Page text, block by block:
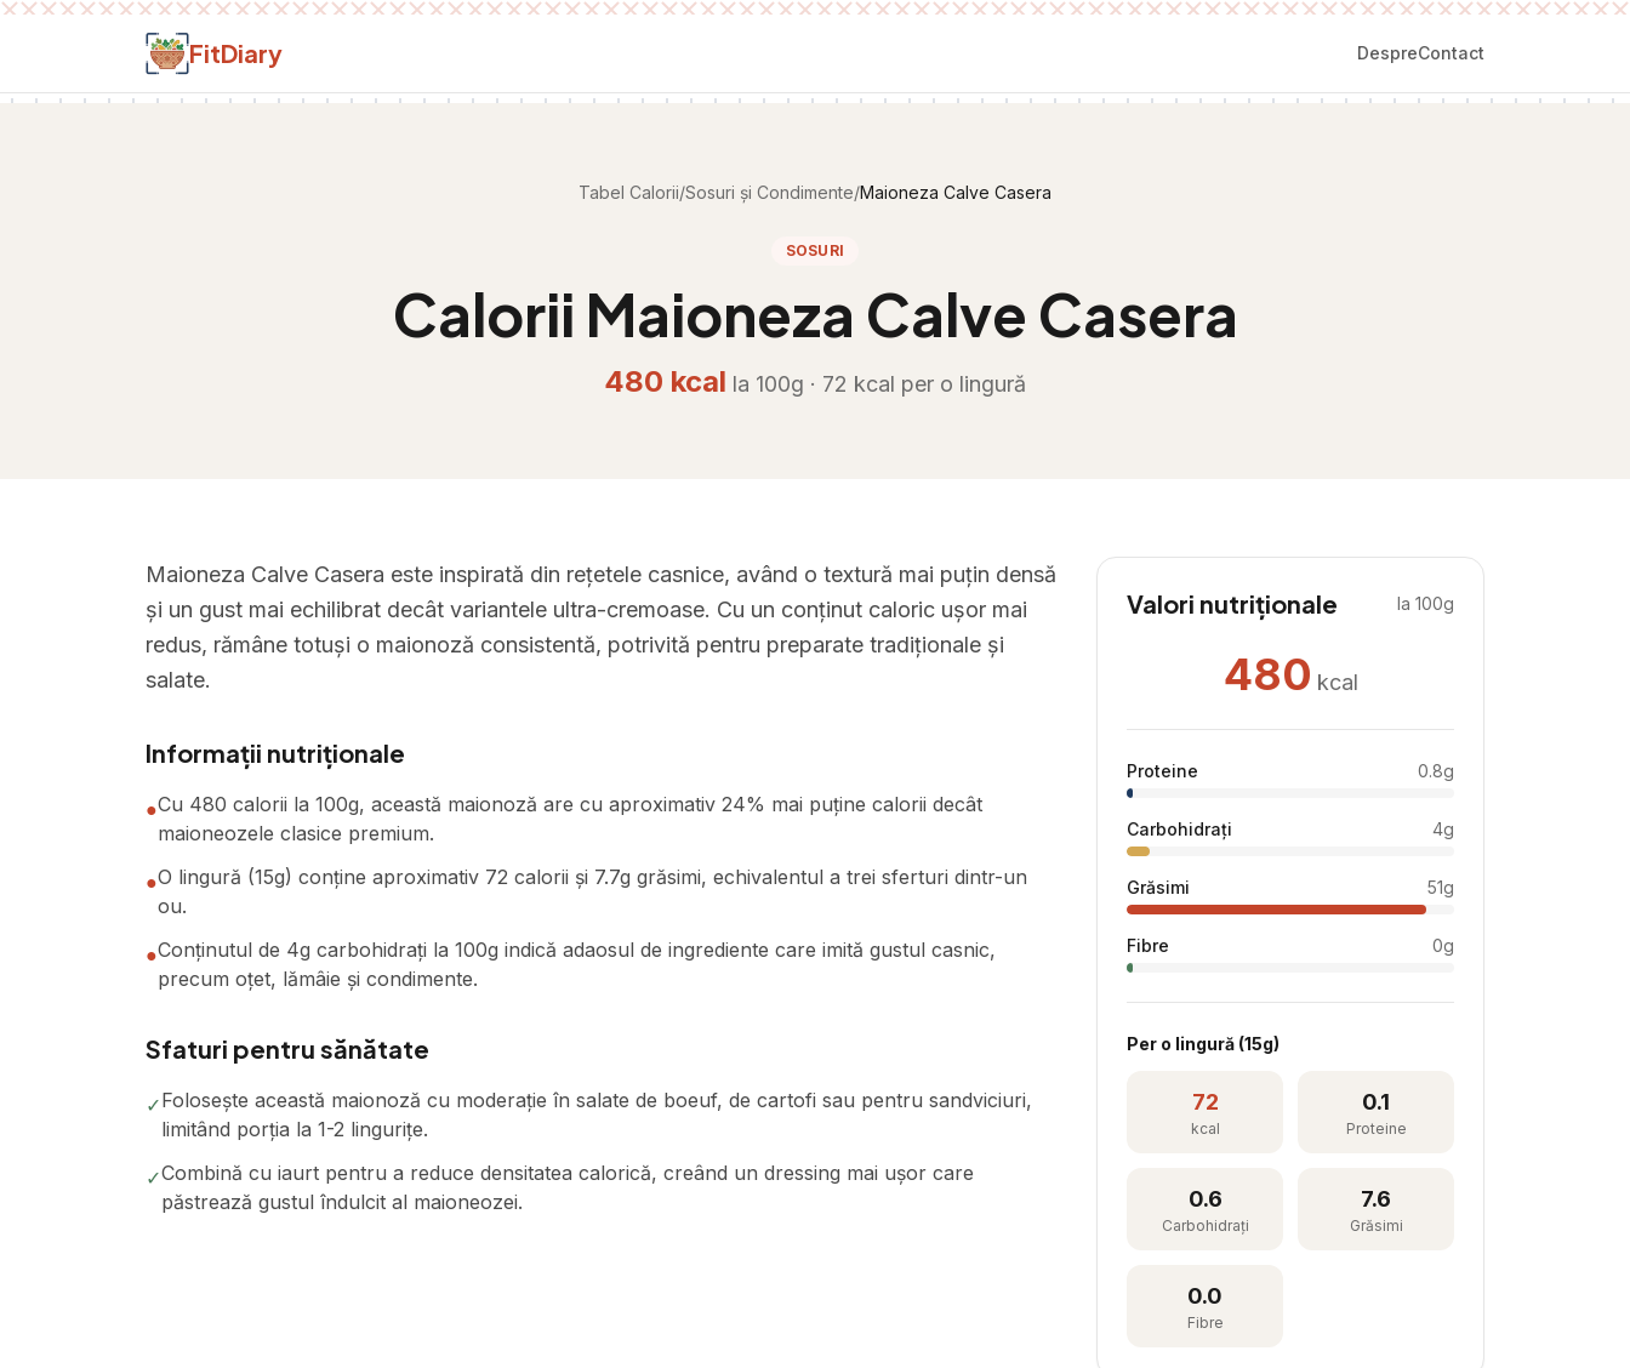
Salt la conținut
FitDiary DespreContact
Tabel Calorii/Sosuri și Condimente/Maioneza Calve Casera
SOSURI
Calorii Maioneza Calve Casera
480 kcal la 100g · 72 kcal per o lingură
Maioneza Calve Casera este inspirată din rețetele casnice, având o textură mai puțin densă
și un gust mai echilibrat decât variantele ultra-cremoase. Cu un conținut caloric ușor mai
redus, rămâne totuși o maionoză consistentă, potrivită pentru preparate tradiționale și
salate.
Informații nutriționale
●Cu 480 calorii la 100g, această maionoză are cu aproximativ 24% mai puține calorii decât
maioneozele clasice premium.
●O lingură (15g) conține aproximativ 72 calorii și 7.7g grăsimi, echivalentul a trei sferturi dintr-un
ou.
●Conținutul de 4g carbohidrați la 100g indică adaosul de ingrediente care imită gustul casnic,
precum oțet, lămâie și condimente.
Sfaturi pentru sănătate
✓Folosește această maionoză cu moderație în salate de boeuf, de cartofi sau pentru sandviciuri,
limitând porția la 1-2 lingurițe.
✓Combină cu iaurt pentru a reduce densitatea calorică, creând un dressing mai ușor care
păstrează gustul îndulcit al maioneozei.
Valori nutriționale la 100g
480 kcal
Proteine 0.8g
Carbohidrați 4g
Grăsimi 51g
Fibre 0g
Per o lingură (15g)
72
kcal
0.1
Proteine
0.6
Carbohidrați
7.6
Grăsimi
0.0
Fibre